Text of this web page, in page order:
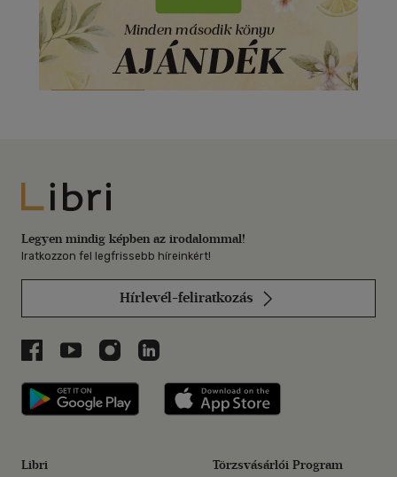
Libri
Legyen mindig képben az irodalommal!
Iratkozzon fel legfrissebb híreinkért!
Hírlevél-feliratkozás
Libri a Facebookon
Libri a Youtube-on
Libri az Instagramon
Libri a LinkedInen
Libri applikáció Szerezd meg: Google
Libri Törzsvásárlói Program